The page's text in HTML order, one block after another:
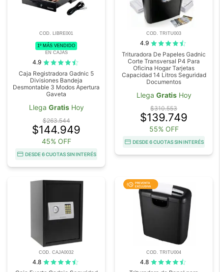
COD. LIBRE001
1º MÁS VENDIDO
EN CAJAS
4.9
Caja Registradora Gadnic 5
Divisiones Bandeja
Desmontable 3 Modos Apertura
Gaveta
Llega GratisHoy
$263.544
$144.949
45% OFF
DESDE 6 CUOTAS SIN INTERÉS
COD. TRITU003
4.9
Trituradora De Papeles Gadnic
Corte Transversal P4 Para
Oficina Hogar Tarjetas
Capacidad 14 Litros Seguridad
Documentos
Llega GratisHoy
$310.553
$139.749
55% OFF
DESDE 6 CUOTAS SIN INTERÉS
COD. CAJA0032
4.8
COD. TRITU004
4.8